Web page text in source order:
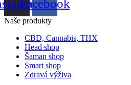
Facebook
Naše produkty
CBD, Cannabis, THX
Head shop
Šaman shop
Smart shop
Zdravá výživa